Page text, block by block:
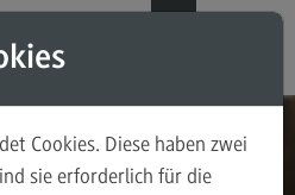
Modul-O-Mat
Cookies. Diese haben zwei
sie erforderlich für die